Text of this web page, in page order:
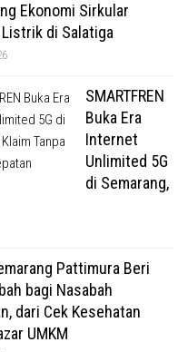
Ekonomi Sirkular
di Salatiga
SMARTFREN
Buka Era
Internet
Unlimited 5G
di Semarang,
Pattimura Beri
bagi Nasabah
dari Cek Kesehatan
UMKM